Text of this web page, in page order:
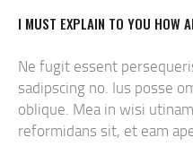
I MUST EXPLAIN TO YOU HOW
Ne fugit essent
sadipscing no. Ius posse
oblique. Mea in wisi
reformidans sit, et eam